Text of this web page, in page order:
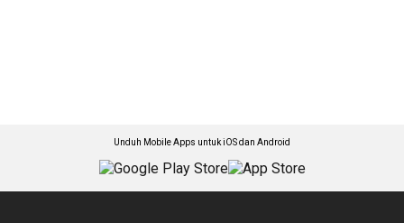
Unduh Mobile Apps untuk iOS dan Android